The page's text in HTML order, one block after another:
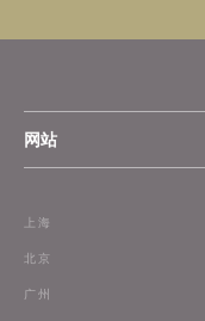
网站
订阅
上海
北京
广州